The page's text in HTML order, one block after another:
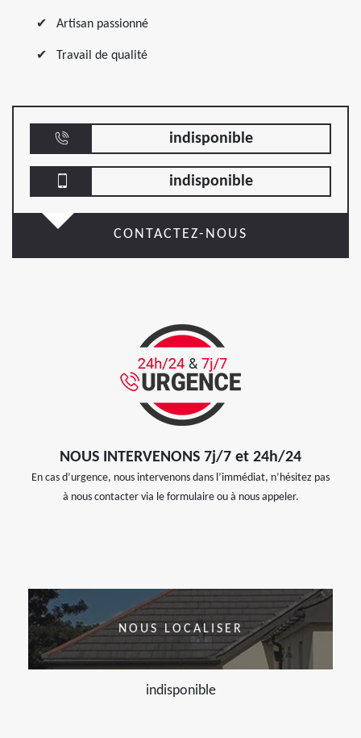
Artisan passionné
Travail de qualité
indisponible
indisponible
CONTACTEZ-NOUS
NOUS INTERVENONS 7j/7 et 24h/24
En cas d’urgence, nous intervenons dans l’immédiat, n’hésitez pas
à nous contacter via le formulaire ou à nous appeler.
NOUS LOCALISER
indisponible